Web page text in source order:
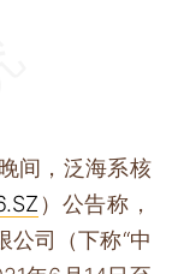
间，泛海系核
）公告称，
公司（下称“中